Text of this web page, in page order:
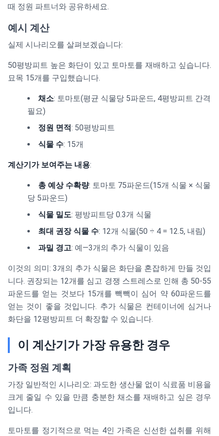
때 정원 파트너와 공유하세요.
예시 계산
실제 시나리오를 살펴보겠습니다:
50평방피트 높은 화단이 있고 토마토를 재배하고 싶습니다.
묘목 15개를 구입했습니다.
채소: 토마토(평균 식물당 5파운드, 4평방피트 간격
필요)
정원 면적: 50평방피트
식물 수: 15개
계산기가 보여주는 내용:
총 예상 수확량: 토마토 75파운드(15개 식물 × 식물
당 5파운드)
식물 밀도: 평방피트당 0.3개 식물
최대 권장 식물 수: 12개 식물(50 ÷ 4 = 12.5, 내림)
과밀 경고: 예—3개의 추가 식물이 있음
이것의 의미: 3개의 추가 식물은 화단을 혼잡하게 만들 것입
니다. 권장되는 12개를 심고 경쟁 스트레스로 인해 총 50-55
파운드를 얻는 것보다 15개를 빽빽이 심어 약 60파운드를
얻는 것이 좋을 것입니다. 추가 식물은 컨테이너에 심거나
화단을 12평방피트 더 확장할 수 있습니다.
이 계산기가 가장 유용한 경우
가족 정원 계획
가장 일반적인 시나리오: 과도한 생산물 없이 식료품 비용을
크게 줄일 수 있을 만큼 충분한 채소를 재배하고 싶은 경우
입니다.
토마토를 정기적으로 먹는 4인 가족은 신선한 섭취를 위해